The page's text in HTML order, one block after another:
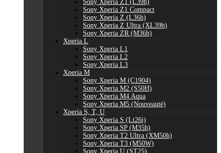
Sony Xperia Z1 (L39h)
Sony Xperia Z1 Compact
Sony Xperia Z (L36h)
Sony Xperia Z Ultra (XL39h)
Sony Xperia ZR (M36h)
Xperia L
Sony Xperia L1
Sony Xperia L2
Sony Xperia L3
Xperia M
Sony Xperia M (C1904)
Sony Xperia M2 (S50H)
Sony Xperia M4 Aqua
Sony Xperia M5 (Nouveauté)
Xperia S, T, U
Sony Xperia S (Lt26i)
Sony Xperia SP (M35h)
Sony Xperia T2 Ultra (XM50h)
Sony Xperia T3 (M50W)
Sony Xperia U (ST25)